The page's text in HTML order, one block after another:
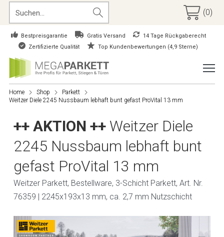
(0)
Bestpreisgarantie Gratis Versand
14 Tage Rückgaberecht
Zertifizierte Qualität
Top Kundenbewertungen (4,9 Sterne)
Home Shop
Parkett
Weitzer Diele 2245 Nussbaum lebhaft bunt gefast ProVital 13 mm
++ AKTION ++ Weitzer Diele
2245 Nussbaum lebhaft bunt
gefast ProVital 13 mm
Weitzer Parkett, Bestellware, 3-Schicht Parkett, Art. Nr.
76359 | 2245x193x13 mm, ca. 2,7 mm Nutzschicht